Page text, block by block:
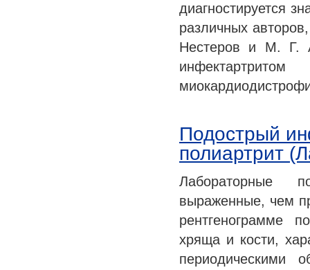
диагностируется
различных
Нестеров и М. Г.
Подострый
полиартрит
Лабораторные
выраженные, чем
рентгенограмме
хряща и кости,
периодическими